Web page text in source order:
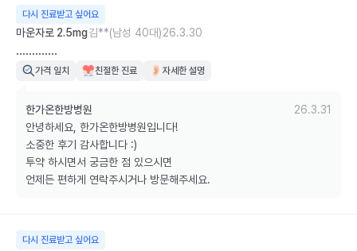
다시 진료받고 싶어요
마운자로 2.5mg김**(남성 40대)26.3.30
.............
가격 일치 친절한 진료 자세한 설명
한가온한방병원
26.3.31
안녕하세요, 한가온한방병원입니다!
소중한 후기 감사합니다 :)
투약 하시면서 궁금한 점 있으시면
언제든 편하게 연락주시거나 방문해주세요.
다시 진료받고 싶어요